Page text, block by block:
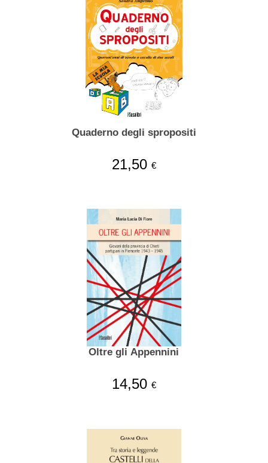
Quaderno degli spropositi
21,50 €
Oltre gli Appennini
14,50 €